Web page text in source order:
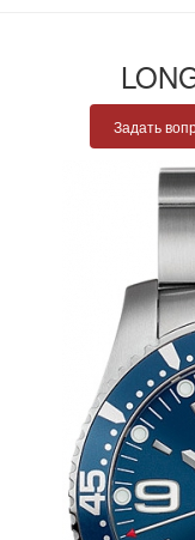
Задать